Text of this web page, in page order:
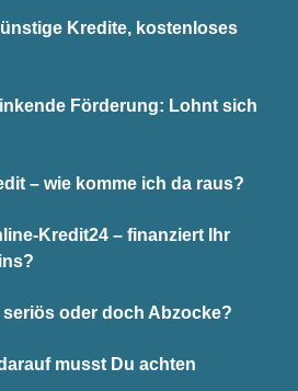
Kredite, kostenloses
Förderung: Lohnt sich
– wie komme ich da raus?
Kredit24 – finanziert Ihr
oder doch Abzocke?
musst Du achten